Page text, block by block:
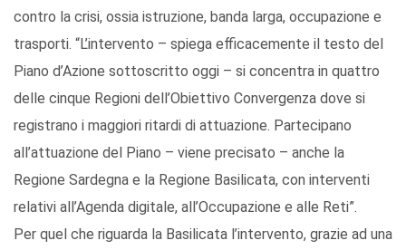
contro la crisi, ossia istruzione, banda larga, occupazione e
trasporti. “L’intervento – spiega efficacemente il testo del
Piano d’Azione sottoscritto oggi – si concentra in quattro
delle cinque Regioni dell’Obiettivo Convergenza dove si
registrano i maggiori ritardi di attuazione. Partecipano
all’attuazione del Piano – viene precisato – anche la
Regione Sardegna e la Regione Basilicata, con interventi
relativi all’Agenda digitale, all’Occupazione e alle Reti”.
Per quel che riguarda la Basilicata l’intervento, grazie ad una